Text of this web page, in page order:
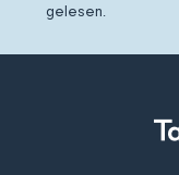
gelesen.